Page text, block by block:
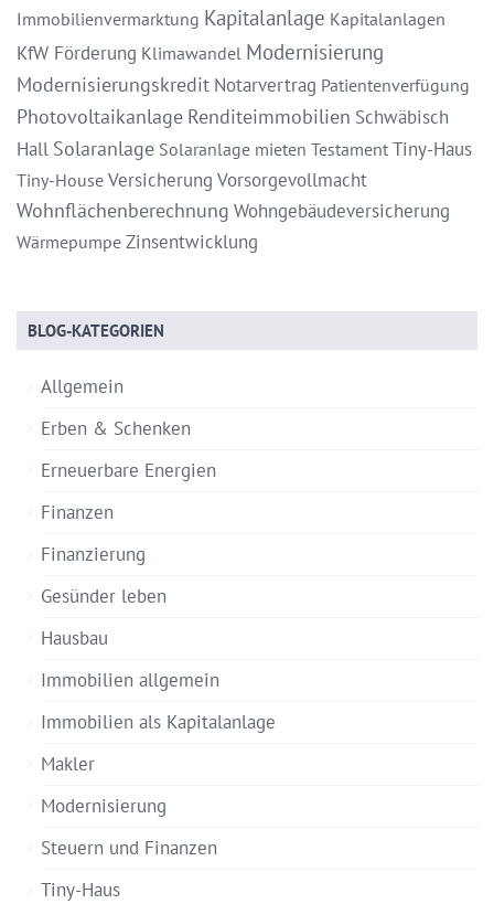
Immobilienvermarktung Kapitalanlage Kapitalanlagen
KfW Förderung Klimawandel Modernisierung
Modernisierungskredit Notarvertrag Patientenverfügung
Photovoltaikanlage Renditeimmobilien Schwäbisch
Hall Solaranlage Solaranlage mieten TestamentTiny-Haus
Tiny-HouseVersicherung Vorsorgevollmacht
Wohnflächenberechnung Wohngebäudeversicherung
WärmepumpeZinsentwicklung
BLOG-KATEGORIEN
Allgemein
Erben & Schenken
Erneuerbare Energien
Finanzen
Finanzierung
Gesünder leben
Hausbau
Immobilien allgemein
Immobilien als Kapitalanlage
Makler
Modernisierung
Steuern und Finanzen
Tiny-Haus